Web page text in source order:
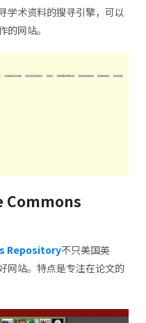
学术资料的搜寻引擎，可以
网站。
Repository不只美国英
网站。特点是专注在论文的